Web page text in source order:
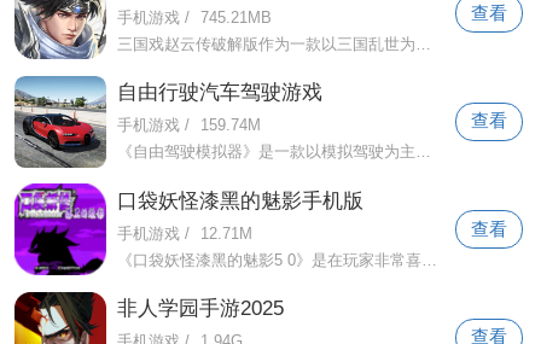
手机游戏 / 745.21MB
查看
自由行驶汽车驾驶游戏
手机游戏 /
159.74M
《自由驾驶模拟器》是一款以模拟驾驶为主题的游戏。玩家在游戏中扮演一名驾驶员，在城市中自由驾驶各类汽车。游戏具有高度的真实感，包括真
查看
口袋妖怪漆黑的魅影手机版
手机游戏 /
12.71M
《口袋妖怪漆黑的魅影5 0》是在玩家非常喜欢的《口袋妖怪漆黑的魅影》基础版的基础上进行的修改版。修改后的游戏难度更高，并且增加了很多
查看
非人学园手游2025
查看